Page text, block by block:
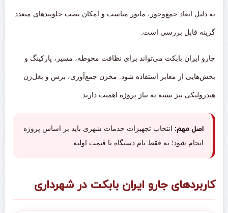
به دلیل ابعاد جمع‌وجور، مانور مناسب و امکان نصب جلوبندهای متعدد
گزینه قابل بررسی است.
جارو ایران بابکت می‌تواند برای نظافت محوطه، مسیر، پارکینگ و
بخش‌هایی از معابر استفاده شود. مخزن جمع‌آوری، برس و بغل‌زن
هیدرولیکی نیز بسته به نیاز پروژه اهمیت دارند.
اصل مهم: انتخاب تجهیزات خدمات شهری باید بر اساس پروژه
انجام شود؛ نه فقط نام دستگاه یا قیمت اولیه.
کاربردهای جارو ایران بابکت در شهرداری